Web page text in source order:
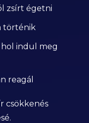
zsírt égetni
történik
indul meg
reagál
csökkenés